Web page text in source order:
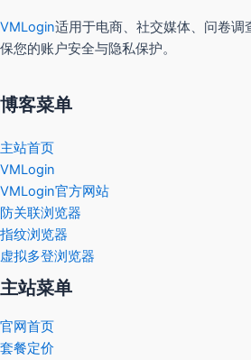
VMLogin适用于电商、社交媒体、问卷调
保您的账户安全与隐私保护。
博客菜单
主站首页
VMLogin
VMLogin官方网站
防关联浏览器
指纹浏览器
虚拟多登浏览器
主站菜单
官网首页
套餐定价